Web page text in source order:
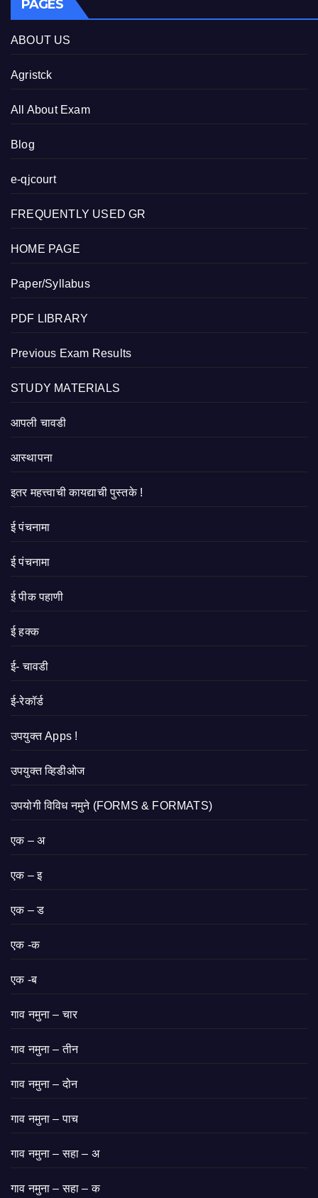
PAGES
ABOUT US
Agristck
All About Exam
Blog
e-qjcourt
FREQUENTLY USED GR
HOME PAGE
Paper/Syllabus
PDF LIBRARY
Previous Exam Results
STUDY MATERIALS
आपली चावडी
आस्थापना
इतर महत्त्वाची कायद्याची पुस्तके !
ई पंचनामा
ई पंचनामा
ई पीक पहाणी
ई हक्क
ई- चावडी
ई-रेकॉर्ड
उपयुक्त Apps !
उपयुक्त व्हिडीओज
उपयोगी विविध नमुने (FORMS & FORMATS)
एक – अ
एक – इ
एक – ड
एक -क
एक -ब
गाव नमुना – चार
गाव नमुना – तीन
गाव नमुना – दोन
गाव नमुना – पाच
गाव नमुना – सहा – अ
गाव नमुना – सहा – क